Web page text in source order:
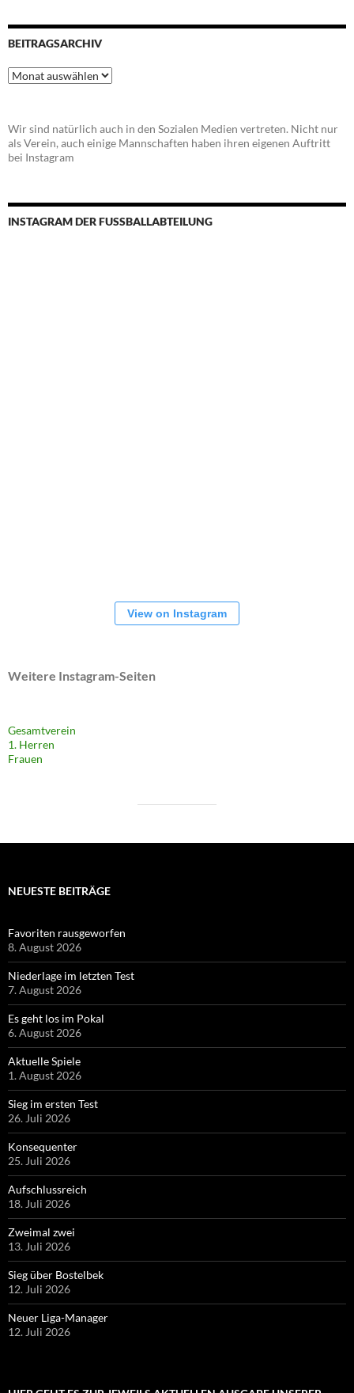
BEITRAGSARCHIV
Beitragsarchiv
Wir sind natürlich auch in den Sozialen Medien vertreten. Nicht nur
als Verein, auch einige Mannschaften haben ihren eigenen Auftritt
bei Instagram
INSTAGRAM DER FUSSBALLABTEILUNG
View on Instagram
Weitere Instagram-Seiten
Gesamtverein
1. Herren
Frauen
NEUESTE BEITRÄGE
Favoriten rausgeworfen
8. August 2026
Niederlage im letzten Test
7. August 2026
Es geht los im Pokal
6. August 2026
Aktuelle Spiele
1. August 2026
Sieg im ersten Test
26. Juli 2026
Konsequenter
25. Juli 2026
Aufschlussreich
18. Juli 2026
Zweimal zwei
13. Juli 2026
Sieg über Bostelbek
12. Juli 2026
Neuer Liga-Manager
12. Juli 2026